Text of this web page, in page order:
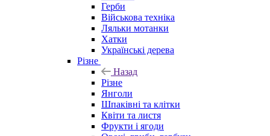
Герби
Військова техніка
Ляльки мотанки
Хатки
Українські дерева
Різне
Назад
Різне
Янголи
Шпаківні та клітки
Квіти та листя
Фрукти і ягоди